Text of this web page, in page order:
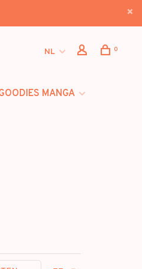
NL 0
MANGA